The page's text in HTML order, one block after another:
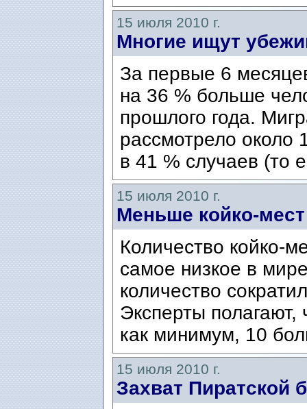
15 июля 2010 г.
Многие ищут
За первые 6
на 36 % больше
прошлого года.
рассмотрело около
в 41 % случаев (то
15 июля 2010 г.
Меньше койко-
Количество койко-
самое низкое в
количество
Эксперты
как минимум, 10
15 июля 2010 г.
Захват Пиратской